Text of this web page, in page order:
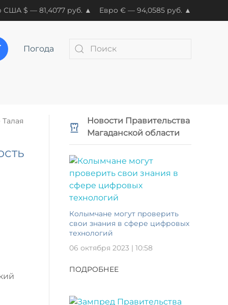
США $ — 81,4077 руб. ▲ Евро € — 94,0585 руб. ▲
Погода
Новости Правительства
Магаданской области
Колымчане могут проверить
свои знания в сфере цифровых
технологий
06 октября 2023 | 10:58
ПОДРОБНЕЕ